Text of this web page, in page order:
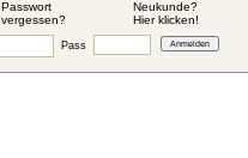
Passwort
vergessen?
Neukunde?
Hier klicken!
Pass